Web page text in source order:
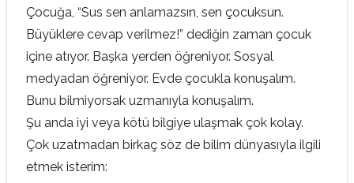
Çocuğa, “Sus sen anlamazsın, sen çocuksun.
Büyüklere cevap verilmez!” dediğin zaman çocuk
içine atıyor. Başka yerden öğreniyor. Sosyal
medyadan öğreniyor. Evde çocukla konuşalım.
Bunu bilmiyorsak uzmanıyla konuşalım.
Şu anda iyi veya kötü bilgiye ulaşmak çok kolay.
Çok uzatmadan birkaç söz de bilim dünyasıyla ilgili
etmek isterim: